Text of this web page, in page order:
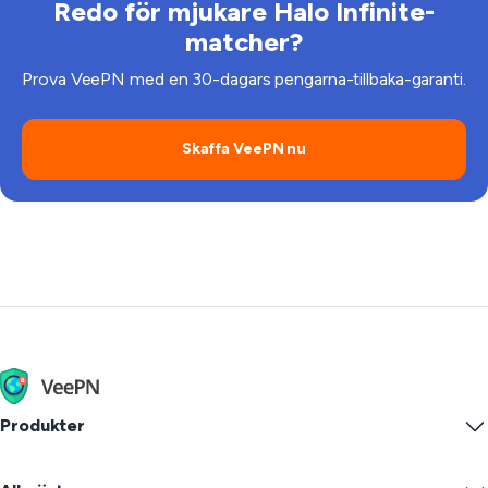
Redo för mjukare Halo Infinite-
matcher?
Prova VeePN med en 30-dagars pengarna-tillbaka-garanti.
Skaffa VeePN nu
Produkter